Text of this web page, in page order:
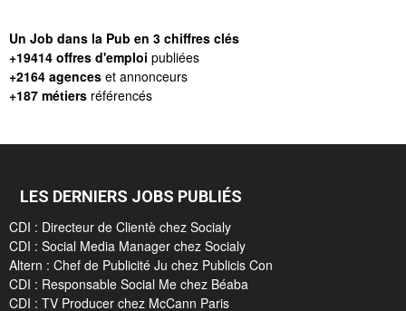
Un Job dans la Pub en 3 chiffres clés
+19414 offres d'emploi publiées
+2164 agences et annonceurs
+187 métiers référencés
LES DERNIERS JOBS PUBLIÉS
CDI : Directeur de Clientè chez Socialy
CDI : Social Media Manager chez Socialy
Altern : Chef de Publicité Ju chez Publicis Con
CDI : Responsable Social Me chez Béaba
CDI : TV Producer chez McCann Paris